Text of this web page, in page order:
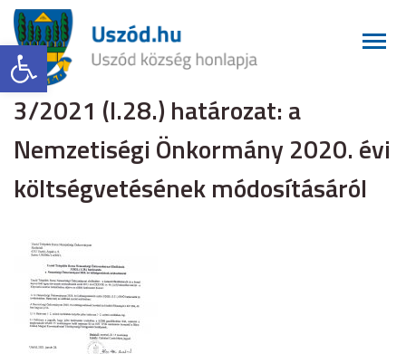
Eszköztár megnyitása
3/2021 (I.28.) határozat: a
Nemzetiségi Önkormány 2020. évi
költségvetésének módosításáról